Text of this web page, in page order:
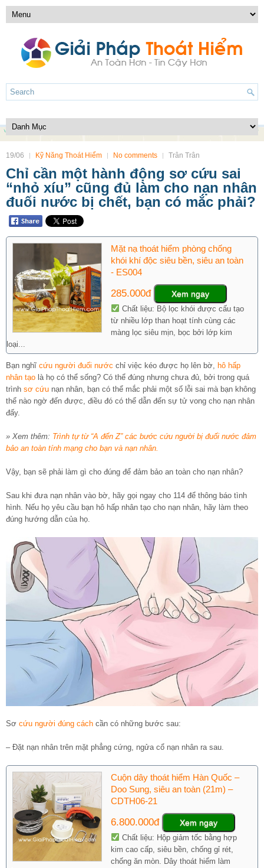
19/06 Kỹ Năng Thoát Hiểm No comments Trân Trân
Chỉ cần một hành động sơ cứu sai
“nhỏ xíu” cũng đủ làm cho nạn nhân
đuối nước bị chết, bạn có mắc phải?
Mặt nạ thoát hiểm phòng chống
khói khí độc siêu bền, siêu an toàn
- ES004
285.000đ Xem ngay
Chất liệu: Bộ lọc khói được cấu tạo
từ nhiều lớp than hoạt tính cùng các
màng lọc siêu mịn, bọc bởi lớp kim
loại...
Bạn nghĩ cứu người đuối nước chỉ việc kéo được họ lên bờ, hô hấp
nhân tạo là họ có thể sống? Có thể đúng nhưng chưa đủ, bởi trong quá
trình sơ cứu nạn nhân, bạn có thể mắc phải một số lỗi sai mà bạn không
thể nào ngờ đến được, điều đó có thể dẫn đến sự tử vong cho nạn nhân
đấy.
» Xem thêm: Trình tự từ “A đến Z” các bước cứu người bị đuối nước đảm
bảo an toàn tính mạng cho bạn và nạn nhân.
Vậy, bạn sẽ phải làm gì cho đúng để đảm bảo an toàn cho nạn nhân?
Sau khi đưa nạn nhân vào bờ, hãy gọi ngay cho 114 để thông báo tình
hình. Nếu họ yêu cầu bạn hô hấp nhân tạo cho nạn nhân, hãy làm theo
đúng hướng dẫn của họ.
Sơ cứu người đúng cách cần có những bước sau:
– Đặt nạn nhân trên mặt phẳng cứng, ngửa cổ nạn nhân ra sau.
Cuộn dây thoát hiểm Hàn Quốc –
Doo Sung, siêu an toàn (21m) –
CDTH06-21
6.800.000đ Xem ngay
Chất liệu: Hộp giảm tốc bằng hợp
kim cao cấp, siêu bền, chống gỉ rét,
chống ăn mòn. Dây thoát hiểm làm